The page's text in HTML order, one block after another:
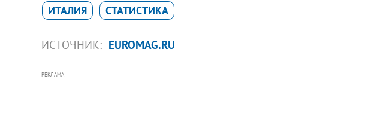
ИТАЛИЯ СТАТИСТИКА
ИСТОЧНИК: EUROMAG.RU
РЕКЛАМА